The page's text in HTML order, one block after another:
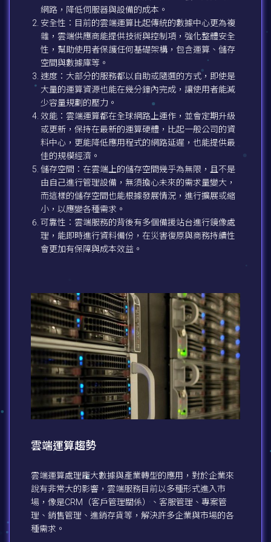
網路，降低伺服器與設備的成本。
安全性：目前的雲端運算比起傳統的數據中心更為複
雜，雲端供應商能提供技術與控制項，強化整體安全
性，幫助使用者保護任何基礎架構，包含運算、儲存
空間與數據庫等。
速度：大部分的服務都以自助或隨選的方式，即使是
大量的運算資源也能在幾分鐘內完成，讓使用者能減
少容量規劃的壓力。
效能：雲端運算都在全球網路上運作，並會定期升級
或更新，保持在最新的運算硬體，比起一般公司的資
料中心，更能降低應用程式的網路延遲，也能提供最
佳的規模經濟。
儲存空間：在雲端上的儲存空間幾乎為無限，且不是
由自己進行管理設備，無須擔心未來的需求量變大，
而這樣的儲存空間也能根據發展情況，進行擴展或縮
小，以應變各種需求。
可靠性：雲端服務的背後有多個備援站台進行鏡像處
理，能即時進行資料備份，在災害復原與商務持續性
會更加有保障與成本效益。
雲端運算趨勢
雲端運算處理龐大數據與產業轉型的應用，對於企業來
說有非常大的影響，雲端服務目前以多種形式進入市
場，像是CRM（客戶管理關係）、客服管理、專案管
理、銷售管理、進銷存貨等，解決許多企業與市場的各
種需求。